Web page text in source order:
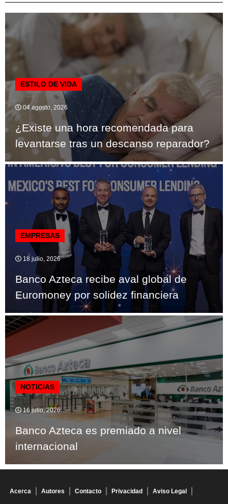
ESTILO DE VIDA
04 agosto, 2026
¿Existe una hora recomendada para
levantarse tras un descanso reparador?
EMPRESAS
18 julio, 2026
Banco Azteca recibe aval global de
Euromoney por solidez financiera
NOTICIAS
16 julio, 2026
Banco Azteca es premiado a nivel
internacional
Acerca Autores Contacto Privacidad Aviso Legal